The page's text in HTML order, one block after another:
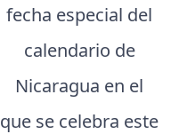
fecha especial del
calendario de
Nicaragua en el
que se celebra este